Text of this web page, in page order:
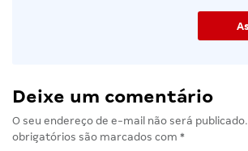
Deixe um comentário
O seu endereço de e-mail não será publicado.
obrigatórios são marcados com *